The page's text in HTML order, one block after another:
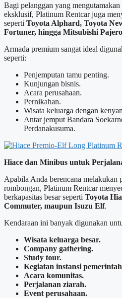
Bagi pelanggan yang mengutamakan
eksklusif, Platinum Rentcar juga
seperti Toyota Alphard, Toyota
Fortuner, hingga Mitsubishi
Armada premium sangat ideal
seperti:
Penjemputan tamu penting.
Kunjungan bisnis.
Acara perusahaan.
Pernikahan.
Wisata keluarga dengan
Antar jemput Bandara
Perdanakusuma.
Hiace dan Minibus untuk
Apabila Anda berencana melakukan
rombongan, Platinum Rentcar
berkapasitas besar seperti Toyota
Commuter, maupun Isuzu Elf.
Kendaraan ini banyak digunakan
Wisata keluarga besar.
Company gathering.
Study tour.
Kegiatan instansi pemerintah
Acara komunitas.
Perjalanan ziarah.
Event perusahaan.